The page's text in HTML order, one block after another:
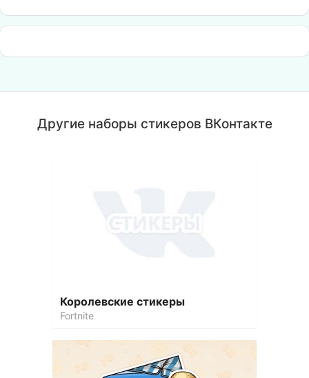
Другие наборы стикеров ВКонтакте
Королевские стикеры
Fortnite